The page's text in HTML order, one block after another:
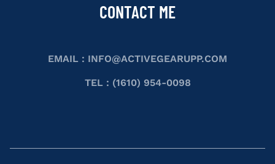
CONTACT ME
EMAIL : INFO@ACTIVEGEARUPP.COM
TEL : (1610) 954-0098